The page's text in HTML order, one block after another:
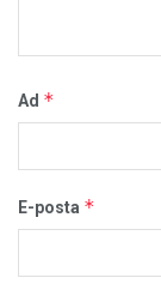
Ad *
E-posta *